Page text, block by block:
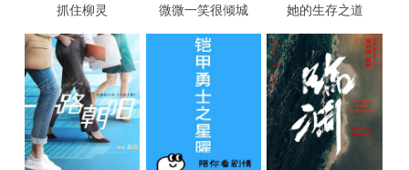
抓住柳灵 微微一笑很倾城 她的生存之道